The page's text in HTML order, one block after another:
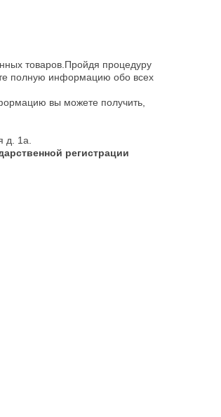
товаров.Пройдя процедуру
полную информацию обо всех
вы можете получить,
д. 1а.
регистрации